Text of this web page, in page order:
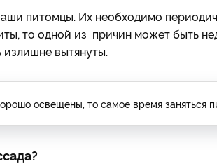
питомцы. Их необходимо
то одной из причин может быть
вытянуты.
освещены, то самое время заняться